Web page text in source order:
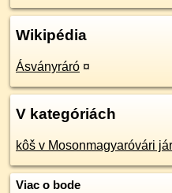
Wikipédia
Ásványráró ¤
V kategóriách
kôš v Mosonmagyaróvári
Viac o bode